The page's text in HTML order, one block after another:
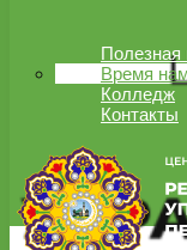
Время
Колледж
Контакты